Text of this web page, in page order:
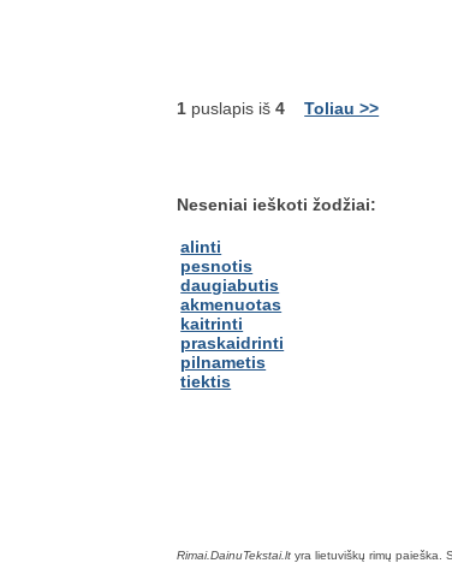
1 puslapis iš4 Toliau >>
Neseniai ieškoti žodžiai:
alinti
pesnotis
daugiabutis
akmenuotas
kaitrinti
praskaidrinti
pilnametis
tiektis
Rimai.DainuTekstai.lt yra lietuviškų rimų paieška.